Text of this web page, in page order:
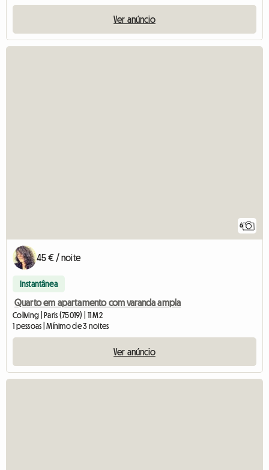
Ver anúncio
6
45 € / noite
Instantânea
Quarto em apartamento com varanda ampla
Coliving | Paris (75019) | 11 M2
1 pessoas | Mínimo de 3 noites
Ver anúncio